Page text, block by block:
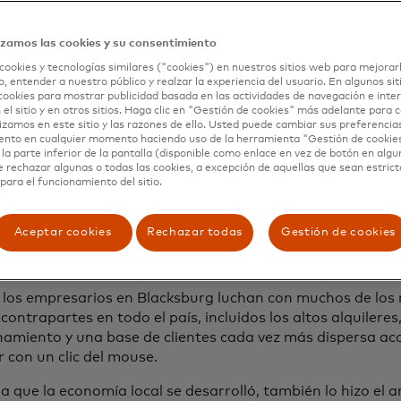
creciente cuerpo docente y estudiantil. Hoy, cuando la
los más de 38,000 estudiantes de pregrado y posgrado
de la ciudad.
el comercio late al ritmo del calendario
según la cadencia anual de jornadas de
de padres y, sobre todo, eventos deportivos. Aunque
universitario, los días de partido de los Hokies son
expectante en el aire, perfumado con humo de leña y
música, las hileras de autocaravanas, la fiesta previa al
por toda la ciudad. Según un estudio de 2015, los
fuera de la ciudad aportan 69 millones de dólares a la
cuartas partes de los restaurantes, hoteles y tiendas
los empresarios en Blacksburg luchan con muchos de
contrapartes en todo el país, incluidos los altos
y una base de clientes cada vez más dispersa
con un clic del mouse.
que la economía local se desarrolló, también lo hizo el
las cookies y su consentimiento
y tecnologías similares ("cookies") en nuestros sitios web para
entender a nuestro público y realzar la experiencia del usuario. En algunos
para mostrar publicidad basada en las actividades de navegación e
el sitio y en otros sitios. Haga clic en "Gestión de cookies" más adelante para
en este sitio y las razones de ello. Usted puede cambiar sus
en cualquier momento haciendo uso de la herramienta "Gestión de
la parte inferior de la pantalla (disponible como enlace en vez de botón en
rechazar algunas o todas las cookies, a excepción de aquellas que sean
el funcionamiento del sitio.
Aceptar cookies Rechazar todas Gestión de cookies